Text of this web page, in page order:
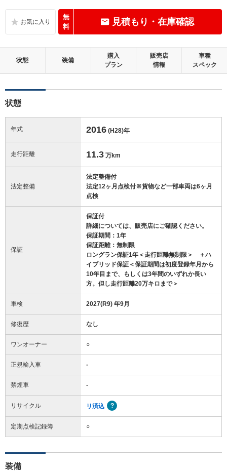
標準的に使用されていて、気になる使用感やいたみが若干あります。
この中古車の「車両品質評価書」を見る
無
料
見積もり・在庫確認
状態 装備
購入
プラン
販売店
情報
車種
スペック
状態
年式 2016 (H28)年
走行距離 11.3 万km
法定整備
法定整備付
法定12ヶ月点検付※貨物など一部車両は6ヶ月
点検
保証
保証付
詳細については、販売店にご確認ください。
保証期間：1年
保証距離：無制限
ロングラン保証1年＜走行距離無制限＞ ＋ハ
イブリッド保証＜保証期間は初度登録年月から
10年目まで、もしくは3年間のいずれか長い
方。但し走行距離20万キロまで＞
車検 2027(R9) 年9月
修復歴 なし
ワンオーナー ○
正規輸入車 -
禁煙車 -
リサイクル リ済込
定期点検記録簿 ○
装備